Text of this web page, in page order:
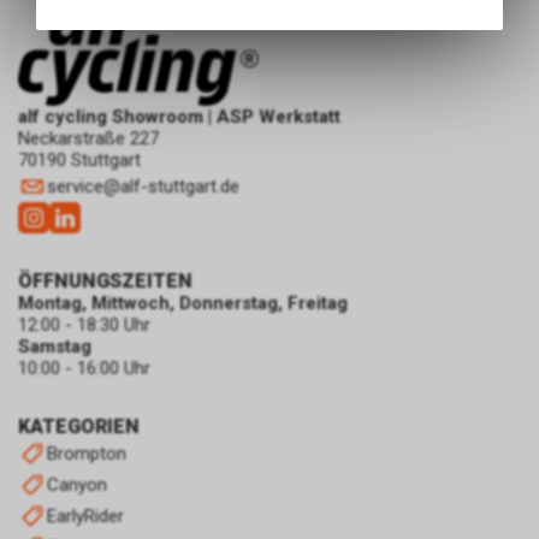
alf cycling Showroom | ASP Werkstatt
Neckarstraße 227
70190 Stuttgart
service@alf-stuttgart.de
KATEGORIEN
Brompton
Canyon
EarlyRider
ÖFFNUNGSZEITEN
Montag, Mittwoch, Donnerstag, Freitag
12:00 - 18:30 Uhr
Samstag
10:00 - 16:00 Uhr
ermöglichen. Bitte beachten Sie,
dass die gespeicherten Daten
keinerlei Rückschlüsse auf Ihre